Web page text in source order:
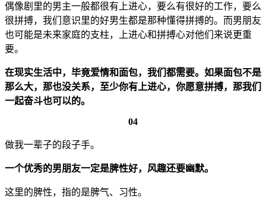
偶像剧里的男主一般都很有上进心，要么有很好的工作，要么
很拼搏，我们意识里的好男生都是那种懂得拼搏的。而男朋友
也可能是未来家庭的支柱，上进心和拼搏心对他们来说更重
要。
在现实生活中，毕竟爱情和面包，我们都需要。如果面包不是
那么大，那也没关系，至少你有上进心，你愿意拼搏，那我们
一起奋斗也可以的。
04
做我一辈子的段子手。
一个优秀的男朋友一定是脾性好，风趣还要幽默。
这里的脾性，指的是脾气、习性。